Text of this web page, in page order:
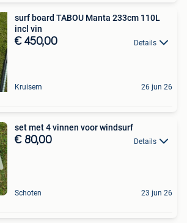
surf board TABOU Manta 233cm 110L
incl vin
€ 450,00 Details
Kruisem 26 jun 26
set met 4 vinnen voor windsurf
€ 80,00 Details
Schoten 23 jun 26